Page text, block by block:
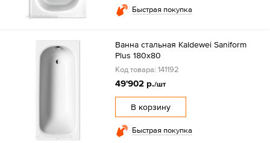
Быстрая покупка
Ванна стальная Kaldewei Saniform
Plus 180х80
Код товара: 141192
49'902 р./шт
В корзину
Быстрая покупка